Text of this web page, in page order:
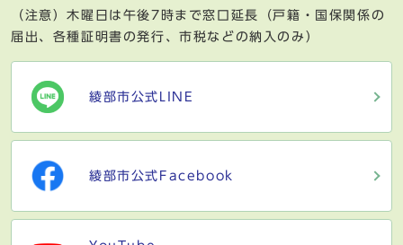
（注意）木曜日は午後7時まで窓口延長（戸籍・国保関係の
届出、各種証明書の発行、市税などの納入のみ）
綾部市公式LINE
綾部市公式Facebook